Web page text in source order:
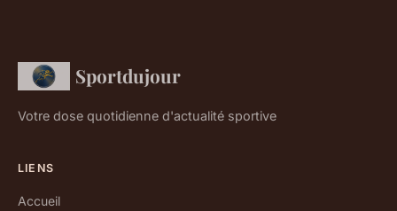
Sportdujour
Votre dose quotidienne d'actualité sportive
LIENS
Accueil